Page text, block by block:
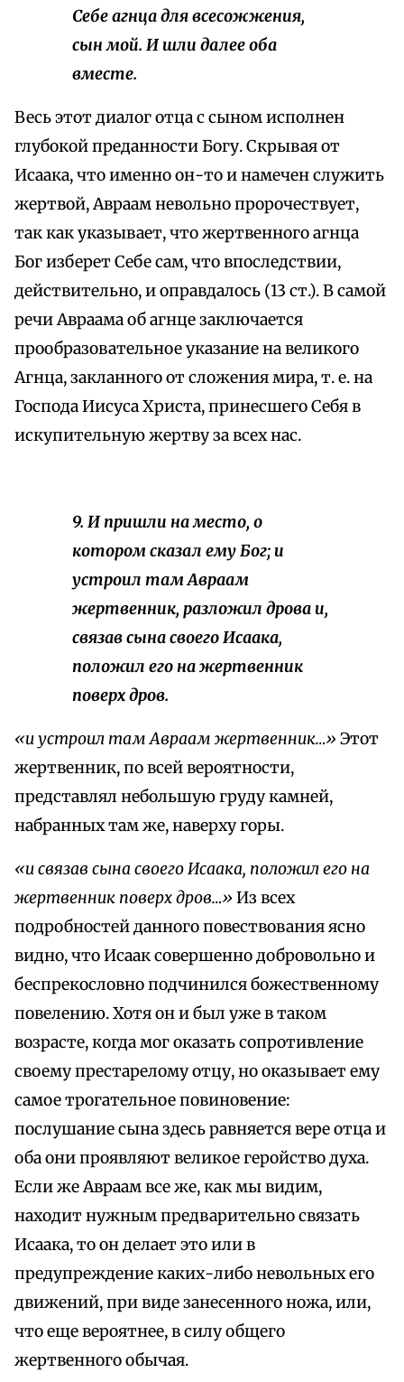
Себе агнца для всесожжения,
сын мой. И шли далееоба
вместе.
Весь этот диалог отца с сыном исполнен
глубокой преданности Богу. Скрывая от
Исаака, что именно он-то и намечен служить
жертвой, Авраам невольно пророчествует,
так как указывает, что жертвенного агнца
Бог изберет Себе сам, что впоследствии,
действительно, и оправдалось (13 ст.). В самой
речи Авраама об агнце заключается
прообразовательное указание на великого
Агнца, закланного от сложения мира, т. е. на
Господа Иисуса Христа, принесшего Себя в
искупительную жертву за всех нас.
9. И пришли на место, о
котором сказал ему Бог; и
устроил там Авраам
жертвенник, разложил дрова и,
связав сына своего Исаака,
положил его на жертвенник
поверх дров.
«и устроил там Авраам жертвенник…» Этот
жертвенник, по всей вероятности,
представлял небольшую груду камней,
набранных там же, наверху горы.
«и связав сына своего Исаака, положил его на
жертвенник поверх дров…» Из всех
подробностей данного повествования ясно
видно, что Исаак совершенно добровольно и
беспрекословно подчинился божественному
повелению. Хотя он и был уже в таком
возрасте, когда мог оказать сопротивление
своему престарелому отцу, но оказывает ему
самое трогательное повиновение:
послушание сына здесь равняется вере отца и
оба они проявляют великое геройство духа.
Если же Авраам все же, как мы видим,
находит нужным предварительно связать
Исаака, то он делает это или в
предупреждение каких-либо невольных его
движений, при виде занесенного ножа, или,
что еще вероятнее, в силу общего
жертвенного обычая.